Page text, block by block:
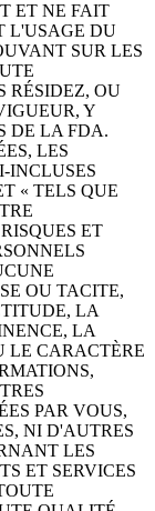
ET NE FAIT
L'USAGE DU
SUR LES
RÉSIDEZ, OU
Y
DE LA FDA.
LES
INCLUSES
« TELS QUE
ET
OU TACITE,
LA
LA
LE CARACTÈRE
PAR VOUS,
NI D'AUTRES
LES
ET SERVICES